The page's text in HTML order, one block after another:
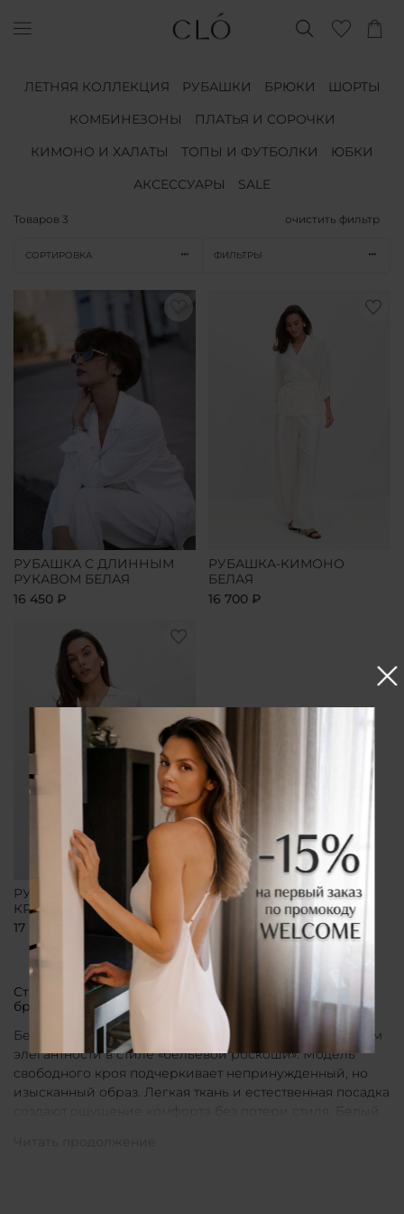
ЛЕТНЯЯ КОЛЛЕКЦИЯ РУБАШКИ БРЮКИ
ШОРТЫ
КОМБИНЕЗОНЫ
ПЛАТЬЯ И СОРОЧКИ
КИМОНО И ХАЛАТЫ
ТОПЫ И ФУТБОЛКИ
ЮБКИ
АКСЕССУАРЫ
SALE
Товаров 3 очистить фильтр
СОРТИРОВКА ФИЛЬТРЫ
РУБАШКА С ДЛИННЫМ
РУКАВОМ БЕЛАЯ
16 450 ₽
РУБАШКА-КИМОНО
БЕЛАЯ
16 700 ₽
РУБАШКА СВОБОДНОГО
КРОЯ БЕЛАЯ
17 800 ₽
Стильные рубашки в актуальном белом цвете от
бренда CLÓ
Белые рубашки от бренда CLÓ являются воплощением
элегантности в стиле «бельевой роскоши». Модель
свободного кроя подчеркивает непринужденный, но
изысканный образ. Легкая ткань и естественная посадка
создают ощущение комфорта без потери стиля. Белый